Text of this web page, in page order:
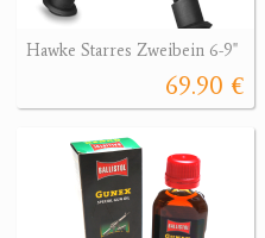
Hawke Starres Zweibein 6-9"
69.90 €